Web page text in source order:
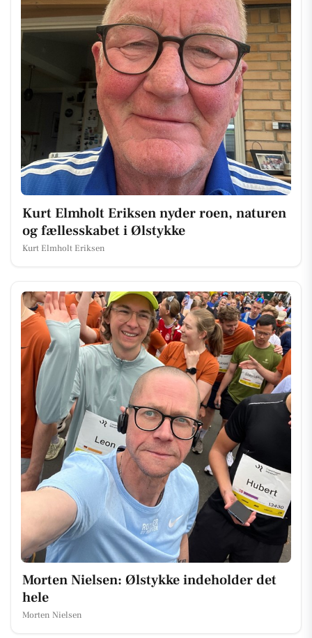
Kurt Elmholt Eriksen nyder roen, naturen
og fællesskabet i Ølstykke
Kurt Elmholt Eriksen
Morten Nielsen: Ølstykke indeholder det
hele
Morten Nielsen